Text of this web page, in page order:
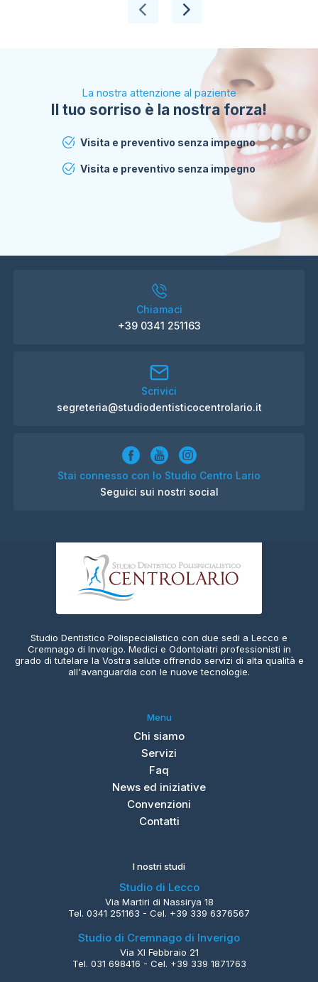
La nostra attenzione al paziente
Il tuo sorriso è la nostra forza!
Visita e preventivo senza impegno
Visita e preventivo senza impegno
Chiamaci
+39 0341 251163
Scrivici
segreteria@studiodentisticocentrolario.it
Stai connesso con lo Studio Centro Lario
Seguici sui nostri social
Studio Dentistico Polispecialistico con due sedi a Lecco e
Cremnago di Inverigo. Medici e Odontoiatri professionisti in
grado di tutelare la Vostra salute offrendo servizi di alta qualità e
all'avanguardia con le nuove tecnologie.
Menu
Chi siamo
Servizi
Faq
News ed iniziative
Convenzioni
Contatti
I nostri studi
Studio di Lecco
Via Martiri di Nassirya 18
Tel. 0341 251163 - Cel. +39 339 6376567
Studio di Cremnago di Inverigo
Via XI Febbraio 21
Tel. 031 698416 - Cel. +39 339 1871763